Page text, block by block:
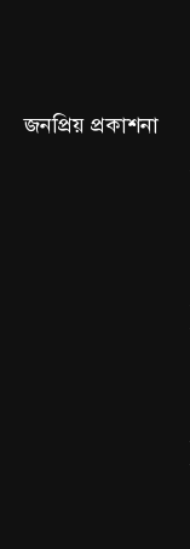
জনপ্রিয় প্রকাশনা